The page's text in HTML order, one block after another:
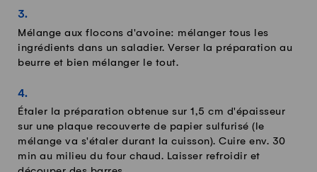
Mélange aux flocons d'avoine: mélanger tous les
ingrédients dans un saladier. Verser la préparation au
beurre et bien mélanger le tout.
Étaler la préparation obtenue sur 1,5 cm d'épaisseur
sur une plaque recouverte de papier sulfurisé (le
mélange va s'étaler durant la cuisson). Cuire env. 30
min au milieu du four chaud. Laisser refroidir et